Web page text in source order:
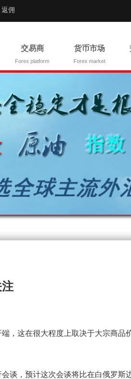
佣
交易商
Forex platform
货币市场
Forex market
这在很大程度上取决于大宗商品
，预计这次会谈将比在白俄罗斯